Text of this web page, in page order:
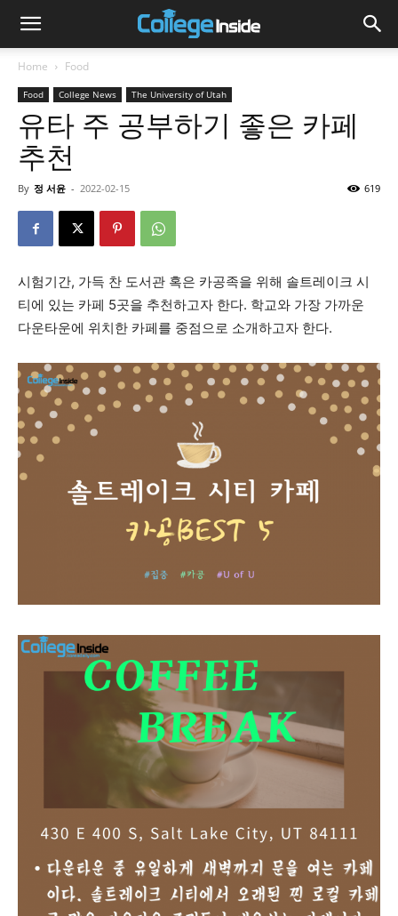
Home Food
Food College News The University of Utah
유타 주 공부하기 좋은 카페
추천
By 정 서윤 - 2022-02-15 619
시험기간, 가득 찬 도서관 혹은 카공족을 위해 솔트레이크 시
티에 있는 카페 5곳을 추천하고자 한다. 학교와 가장 가까운
다운타운에 위치한 카페를 중점으로 소개하고자 한다.